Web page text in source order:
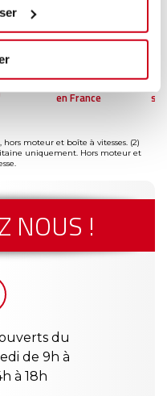
Reconditionné
en France
hors moteur et boîte à vitesses. (2)
uniquement. Hors moteur et
NOUS !
du
de 9h à
à 18h